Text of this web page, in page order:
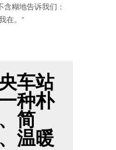
糊地告诉我们：
在。”
车站
种朴
简
温暖